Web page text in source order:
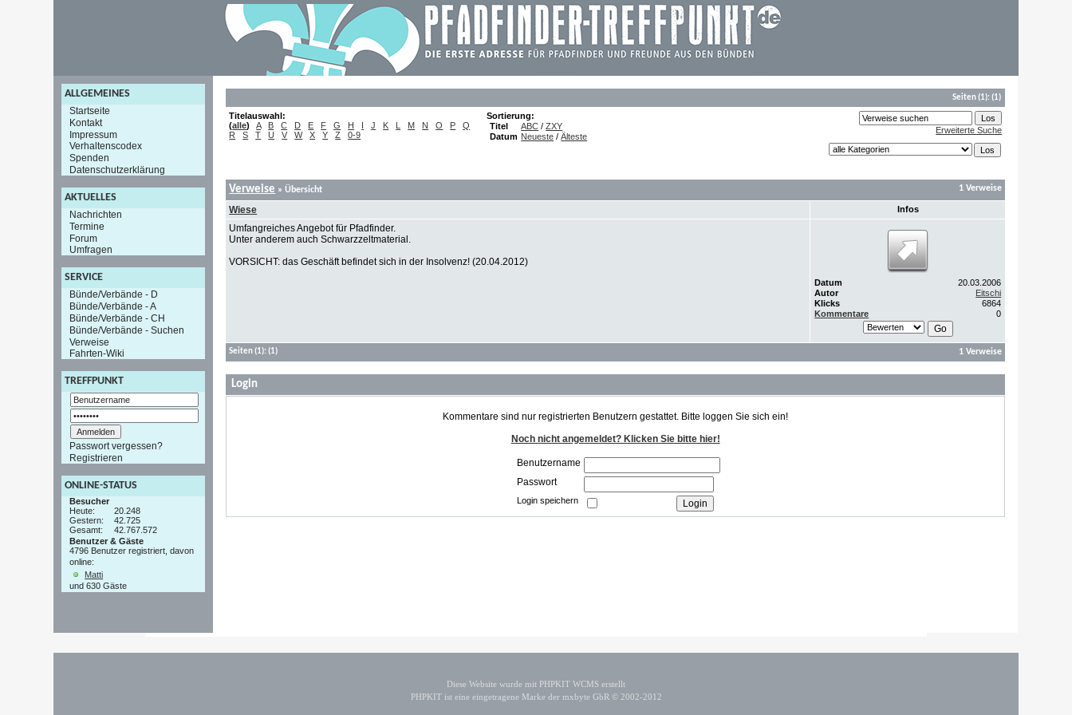
ALLGEMEINES
Startseite
Kontakt
Impressum
Verhaltenscodex
Spenden
Datenschutzerklärung
AKTUELLES
Nachrichten
Termine
Forum
Umfragen
SERVICE
Bünde/Verbände - D
Bünde/Verbände - A
Bünde/Verbände - CH
Bünde/Verbände - Suchen
Verweise
Fahrten-Wiki
TREFFPUNKT
Passwort vergessen?
Registrieren
ONLINE-STATUS
Besucher
Heute:
20.248
Gestern:
42.725
Gesamt:
42.767.572
Benutzer & Gäste
4796 Benutzer registriert, davon
online:
Matti
und 630 Gäste
Seiten(1):(1)
Titelauswahl:
(alle) A B C D E F G H I J K L M N O P
Q
R
S T U V W X Y Z 0-9
Sortierung:
Titel
ABC /ZXY
Datum Neueste /Älteste
Erweiterte Suche
Verweise » Übersicht 1 Verweise
Wiese Infos
Umfangreiches Angebot für Pfadfinder.
Unter anderem auch Schwarzzeltmaterial.
VORSICHT: das Geschäft befindet sich in der Insolvenz! (20.04.2012)
Datum
20.03.2006
Autor
Eitschi
Klicks
6864
Kommentare
0
Seiten(1):(1) 1 Verweise
Login
Kommentare sind nur registrierten Benutzern gestattet. Bitte loggen Sie sich ein!
Noch nicht angemeldet? Klicken Sie bitte hier!
Benutzername
Passwort
Login speichern
Diese Website wurde mit PHPKIT WCMS erstellt
PHPKIT ist eine eingetragene Marke der mxbyte GbR © 2002-2012